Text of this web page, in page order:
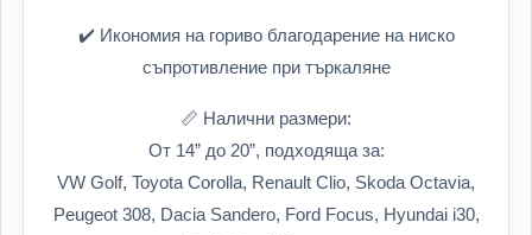
✔️ Икономия на гориво благодарение на ниско
съпротивление при търкаляне
📏 Налични размери:
От 14” до 20”, подходяща за:
VW Golf, Toyota Corolla, Renault Clio, Skoda Octavia,
Peugeot 308, Dacia Sandero, Ford Focus, Hyundai i30,